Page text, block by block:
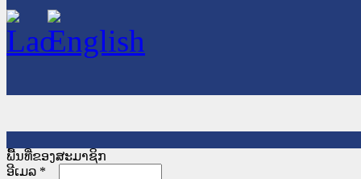
ພື້ນທີ່ຂອງສະມາຊິກ
ອີເມລ *